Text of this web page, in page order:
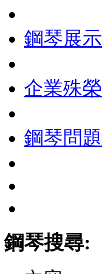
鋼琴展示
企業殊榮
鋼琴問題
鋼琴搜尋: